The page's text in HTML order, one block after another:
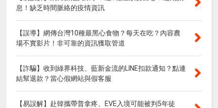
息！缺乏時間脈絡的疫情資訊
【誤導】網傳台灣10種最黑心食物？每天在吃？內容農
場不實影片！非可靠的資訊獲取管道
【詐騙】收到綠界科技、藍新金流的LINE扣款通知？點連
結幫退款？當心假網站與假客服
【易誤解】赴韓攜帶普拿疼、EVE入境可能被判5年徒